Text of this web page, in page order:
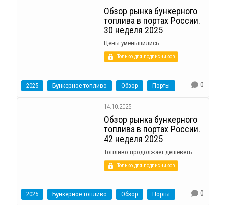
Обзор рынка бункерного
топлива в портах России.
30 неделя 2025
Цены уменьшились.
Только для подписчиков
2025 Бункерное топливо Обзор Порты 0
14.10.2025
Обзор рынка бункерного
топлива в портах России.
42 неделя 2025
Топливо продолжает дешеветь.
Только для подписчиков
2025 Бункерное топливо Обзор Порты 0